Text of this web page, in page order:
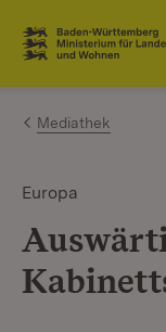
Zum Inhalt
Link zur
Mediathek
Europa